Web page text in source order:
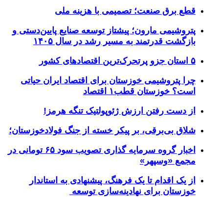
قطع برق صنعت؛ تصمیمی با هزینه ملی
پتروشیمی مارون؛ پیشتاز توسعه صنایع پایین‌دستی و
بازگشت قدرتمند به مسیر رشد در سال ۱۴۰۵
۵ استان جزو پرتحرک‌ترین اقتصاد‌های کشور
چرا پتروشیمی خوزستان برای اقتصاد ایران حیاتی
است؟ خوزستان قطب۱ اقتصاد
از دست رفتن ارزش ژئوپولتیک تنگه هرمز!
شلاق‌ بی‌برقی، بر پیکر خسته‌ از جنگ فولادخوزستان؛
اخبار گروه سرمایه گذاری تصویب سود ۶۵ تومانی در
مجمع «وسپهر»
از یک اقدام تا یک فرهنگ، پیشنهادی به استاندار
خوزستان برای نهادینه‌سازی توسعه